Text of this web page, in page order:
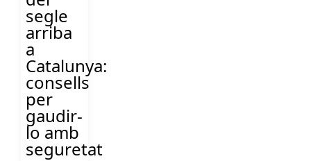
segle
arriba
a
Catalunya:
consells
per
gaudir-
lo amb
seguretat